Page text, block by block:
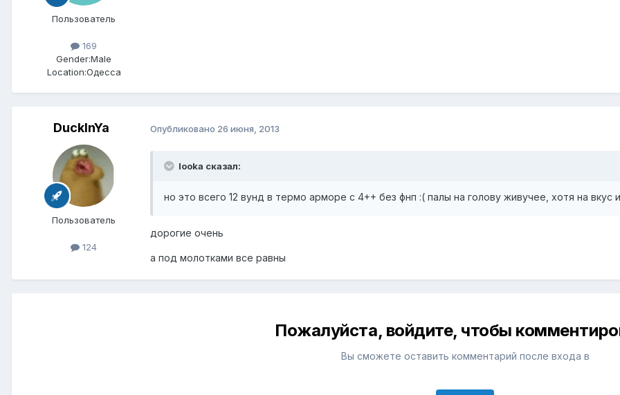
Пользователь
169
Gender:Male
Location:Одесса
DuckInYa
Пользователь
124
Опубликовано 26 июня, 2013
looka сказал:
но это всего 12 вунд в термо арморе с 4++ без фнп :( палы на голову живучее, хотя на вкус
дорогие очень
а под молотками все равны
Пожалуйста, войдите, чтобы
Вы сможете оставить комментарий после входа в